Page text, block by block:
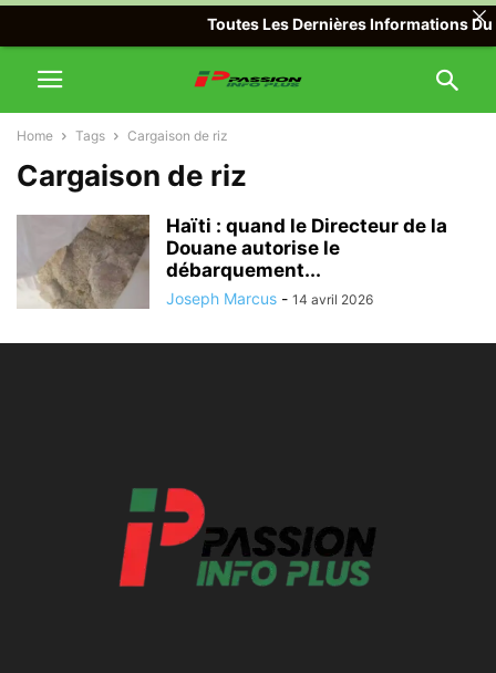
Home Tags Cargaison de riz
Cargaison de riz
Haïti : quand le Directeur de la
Douane autorise le
débarquement...
Joseph Marcus - 14 avril 2026
Toutes Les Dernières Informations